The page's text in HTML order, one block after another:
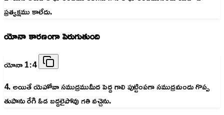
ప్రత్యక్షము కాలేదు.
యోనా కారణంగా పెరుగుతుంది
యోనా 1:4
4. అయితే యెహోవా సముద్రముమీద పెద్ద గాలి పుట్టింపగా సముద్రమందు గొప్ప
తుపాను రేగి ఓడ బద్దలైపోవు గతి వచ్చెను.